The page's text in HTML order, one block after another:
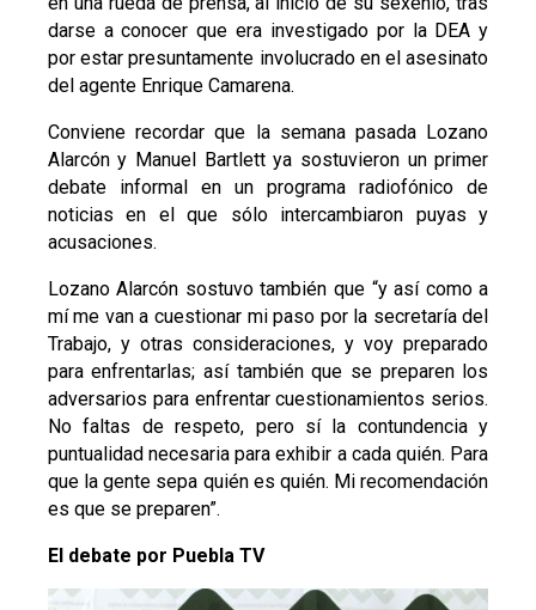
darse a conocer que era investigado por la DEA y
por estar presuntamente involucrado en el asesinato
del agente Enrique Camarena.
Conviene recordar que la semana pasada Lozano
Alarcón y Manuel Bartlett ya sostuvieron un primer
debate informal en un programa radiofónico de
noticias en el que sólo intercambiaron puyas y
acusaciones.
Lozano Alarcón sostuvo también que “y así como a
mí me van a cuestionar mi paso por la secretaría del
Trabajo, y otras consideraciones, y voy preparado
para enfrentarlas; así también que se preparen los
adversarios para enfrentar cuestionamientos serios.
No faltas de respeto, pero sí la contundencia y
puntualidad necesaria para exhibir a cada quién. Para
que la gente sepa quién es quién. Mi recomendación
es que se preparen”.
El debate por Puebla TV